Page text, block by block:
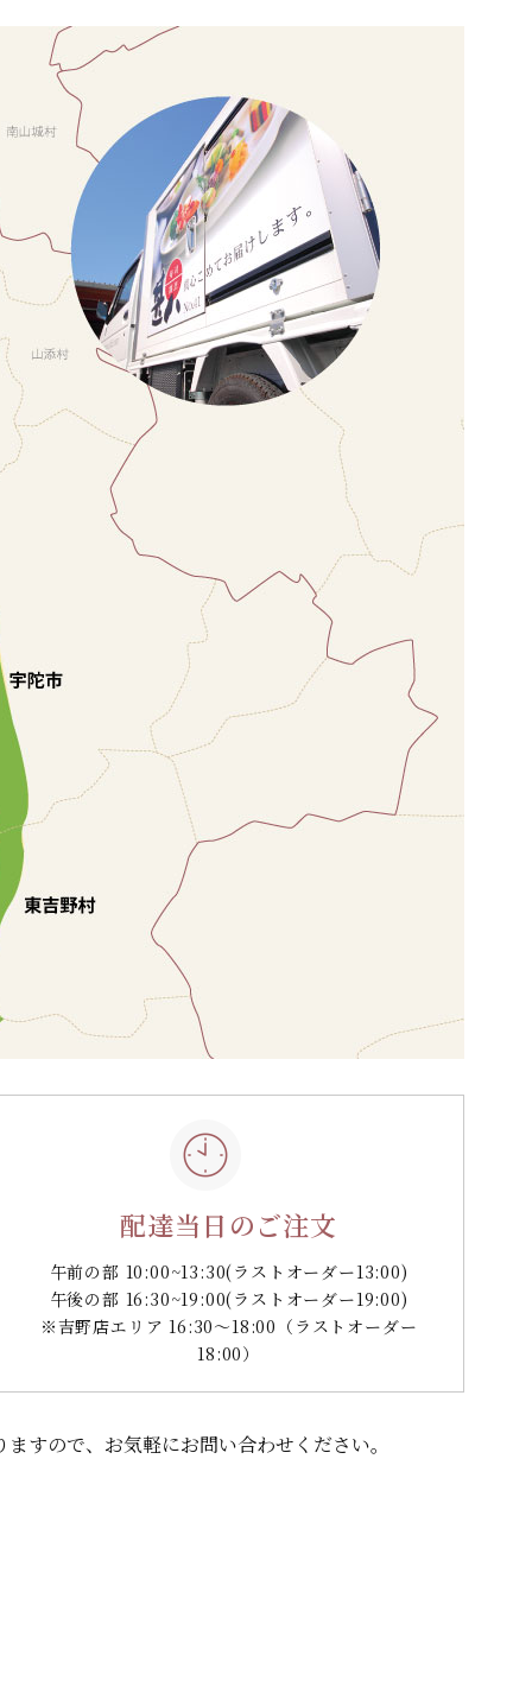
配達当日のご注文
午前の部 10:00~13:30(ラストオーダー13:00)
午後の部 16:30~19:00(ラストオーダー19:00)
※吉野店エリア 16:30～18:00（ラストオーダー
18:00）
すので、 お気軽にお問い合わせください。